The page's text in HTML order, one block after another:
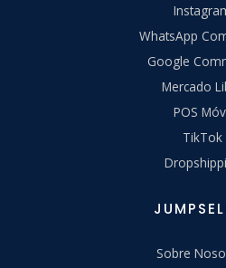
WhatsApp
Google
Mercado
POS
TikTok
Sobre